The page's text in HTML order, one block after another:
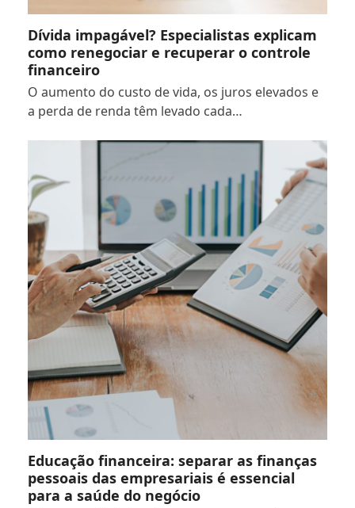
Dívida impagável? Especialistas explicam
como renegociar e recuperar o controle
financeiro
O aumento do custo de vida, os juros elevados e
a perda de renda têm levado cada…
Educação financeira: separar as finanças
pessoais das empresariais é essencial
para a saúde do negócio